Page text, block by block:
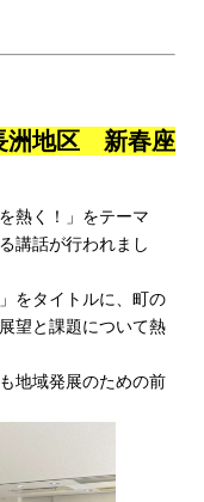
洲地区 新春座
熱く！」をテーマ
講話が行われまし
をタイトルに、町の
望と課題について熱
地域発展のための前